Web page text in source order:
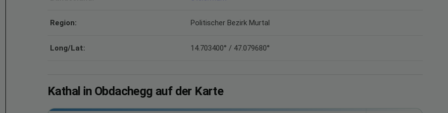
Region: Politischer Bezirk Murtal
Long/Lat: 14.703400° / 47.079680°
Kathal in Obdachegg auf der Karte